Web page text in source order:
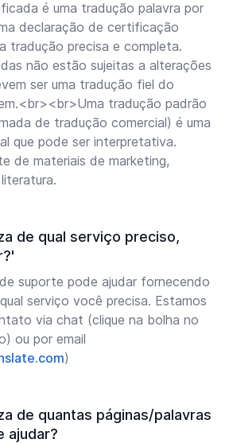
é uma tradução palavra por
declaração de certificação
tradução precisa e completa.
não estão sujeitas a alterações
ser uma tradução fiel do
tradução padrão
de tradução comercial) é uma
que pode ser interpretativa.
de materiais de marketing,
de qual serviço preciso,
suporte pode ajudar fornecendo
serviço você precisa. Estamos
via chat (clique na bolha no
ou por email
)
de quantas páginas/palavras
ajudar?